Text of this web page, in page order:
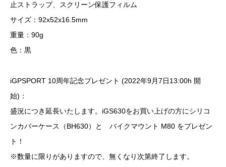
止ストラップ、スクリーン保護フィルム
サイズ：92x52x16.5mm
重量：90g
色：黒
iGPSPORT 10周年記念プレゼント (2022年9月7日13:00h 開
始)：
盛況につき延長いたします。iGS630をお買い上げの方にシリコ
ンカバーケース（BH630）と バイクマウント M80 をプレゼン
ト！
※数量に限りがありますので、無くなり次第終了します。